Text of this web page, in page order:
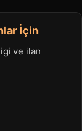
İçin
ve ilan